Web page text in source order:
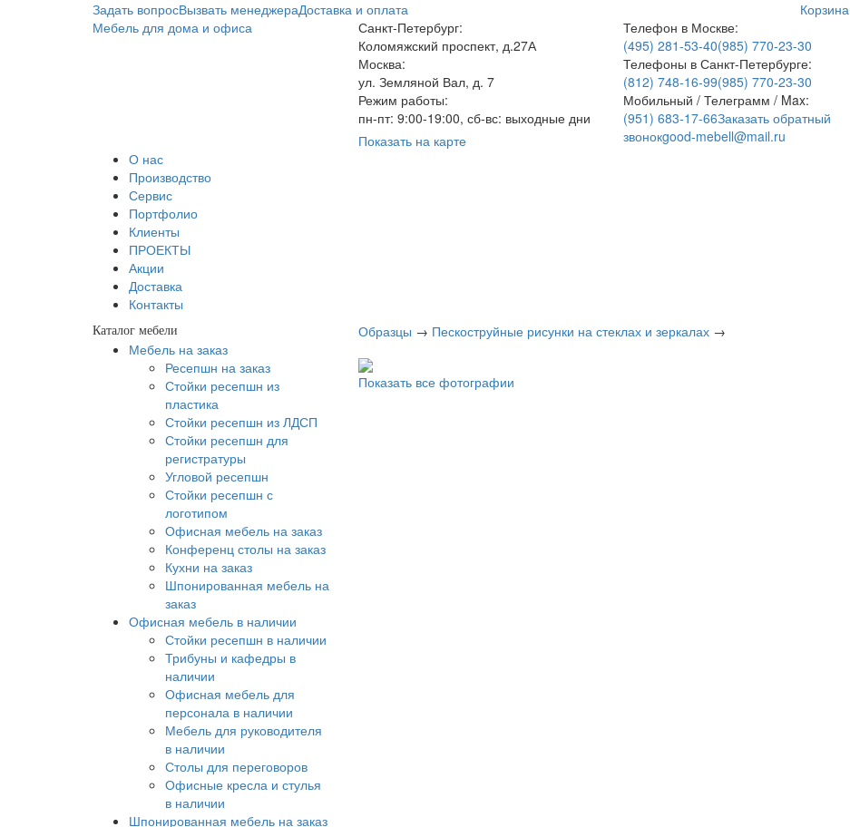
Задать вопросВызвать менеджераДоставка и оплата Корзина
Мебель для дома и офиса
Санкт-Петербург:
Коломяжский проспект, д.27А
Москва:
ул. Земляной Вал, д. 7
Режим работы:
пн-пт: 9:00-19:00, сб-вс: выходные дни
Показать на карте
Телефон в Москве:
(495) 281-53-40(985) 770-23-30
Телефоны в Санкт-Петербурге:
(812) 748-16-99(985) 770-23-30
Мобильный / Телеграмм / Max:
(951) 683-17-66Заказать обратный
звонокgood-mebell@mail.ru
О нас
Производство
Сервис
Портфолио
Клиенты
ПРОЕКТЫ
Акции
Доставка
Контакты
Каталог мебели
Мебель на заказ
Ресепшн на заказ
Стойки ресепшн из
пластика
Стойки ресепшн из ЛДСП
Стойки ресепшн для
регистратуры
Угловой ресепшн
Стойки ресепшн с
логотипом
Офисная мебель на заказ
Конференц столы на заказ
Кухни на заказ
Шпонированная мебель на
заказ
Офисная мебель в наличии
Стойки ресепшн в наличии
Трибуны и кафедры в
наличии
Офисная мебель для
персонала в наличии
Мебель для руководителя
в наличии
Столы для переговоров
Офисные кресла и стулья
в наличии
Шпонированная мебель на заказ
Образцы → Пескоструйные рисунки на стеклах и зеркалах→
Показать все фотографии